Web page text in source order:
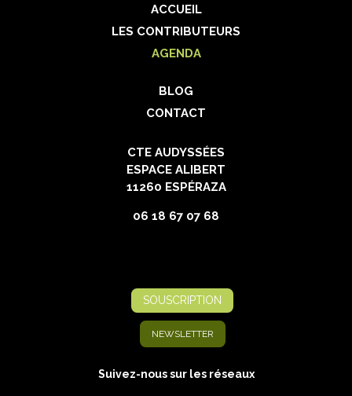
ACCUEIL
LES CONTRIBUTEURS
AGENDA
BLOG
CONTACT
CTE AUDYSSÉES
ESPACE ALIBERT
11260 ESPÉRAZA
06 18 67 07 68
SOUSCRIPTION
NEWSLETTER
Suivez-nous sur les réseaux